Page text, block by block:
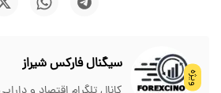
ویژه
سیگنال فارکس شیراز